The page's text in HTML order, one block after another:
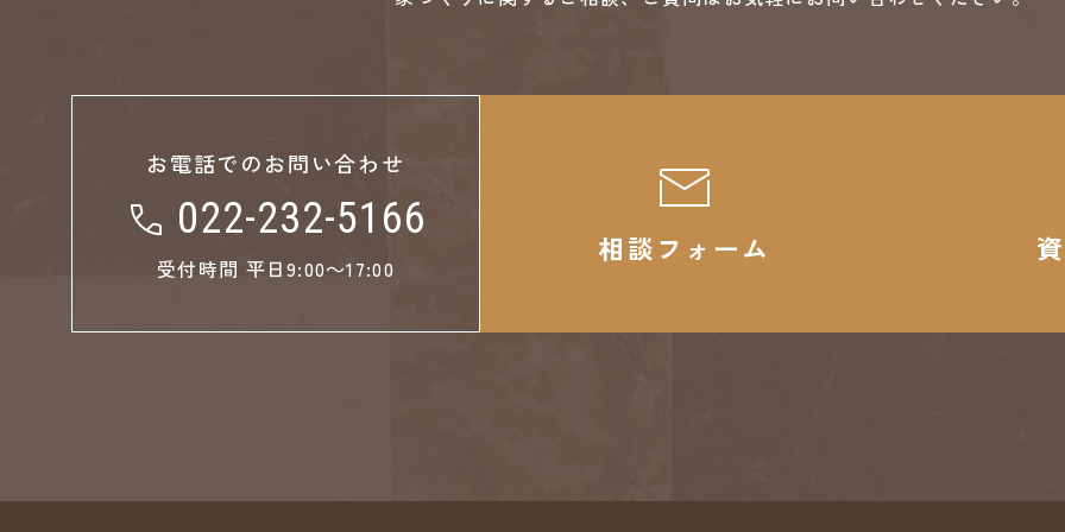
お電話でのお問い合わせ
022-232-5166
受付時間 平日9:00～17:00
相談フォーム